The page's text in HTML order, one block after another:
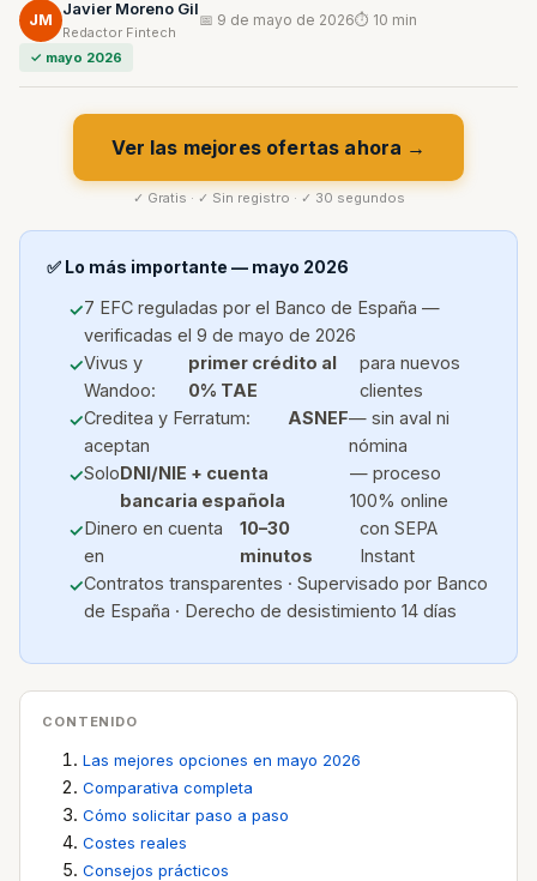
JM
Javier Moreno Gil
Redactor Fintech
📅 9 de mayo de 2026⏱ 10 min
✓ mayo 2026
Ver las mejores ofertas ahora →
✓ Gratis · ✓ Sin registro · ✓ 30 segundos
✅ Lo más importante — mayo 2026
7 EFC reguladas por el Banco de España —
verificadas el 9 de mayo de 2026
Vivus y
Wandoo:
primer crédito al
0% TAE
para nuevos
clientes
Creditea y Ferratum:
aceptan
ASNEF— sin aval ni
nómina
SoloDNI/NIE + cuenta
bancaria española
— proceso
100% online
Dinero en cuenta
en
10–30
minutos
con SEPA
Instant
Contratos transparentes · Supervisado por Banco
de España · Derecho de desistimiento 14 días
CONTENIDO
Las mejores opciones en mayo 2026
Comparativa completa
Cómo solicitar paso a paso
Costes reales
Consejos prácticos